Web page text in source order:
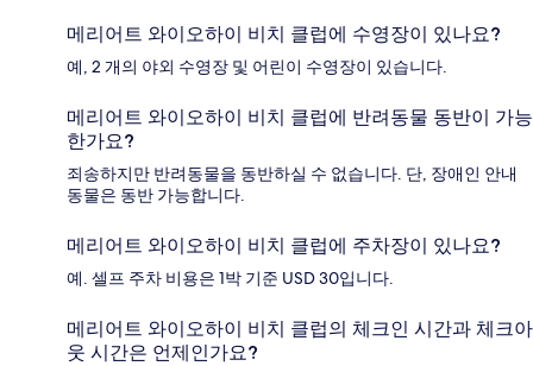
메리어트 와이오하이 비치 클럽에 수영장이 있나요?
예, 2 개의 야외 수영장 및 어린이 수영장이 있습니다.
메리어트 와이오하이 비치 클럽에 반려동물 동반이 가능
한가요?
죄송하지만 반려동물을 동반하실 수 없습니다. 단, 장애인 안내
동물은 동반 가능합니다.
메리어트 와이오하이 비치 클럽에 주차장이 있나요?
예. 셀프 주차 비용은 1박 기준 USD 30입니다.
메리어트 와이오하이 비치 클럽의 체크인 시간과 체크아
웃 시간은 언제인가요?